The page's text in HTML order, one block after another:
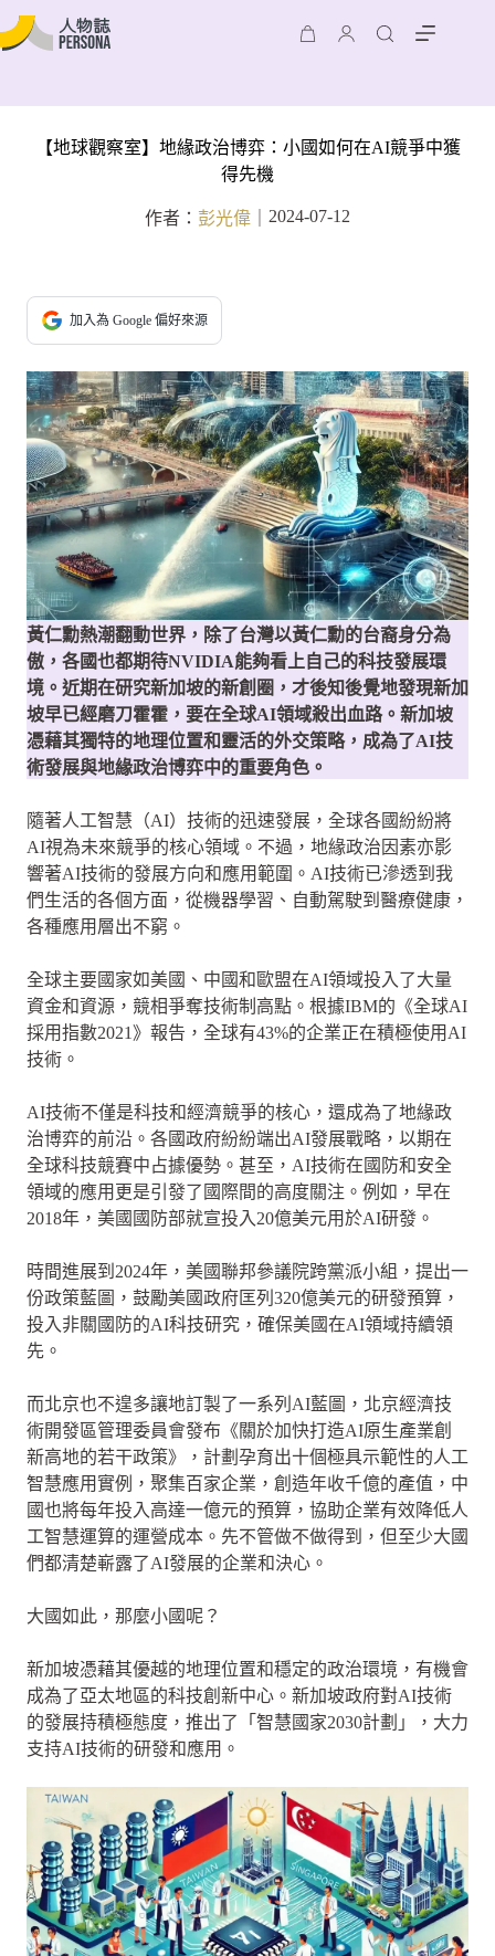
【地球觀察室】地緣政治博弈：小國如何在AI競爭中獲
得先機
作者： 彭光偉 2024-07-12
加入為 Google 偏好來源
黃仁勳熱潮翻動世界，除了台灣以黃仁勳的台裔身分為
傲，各國也都期待NVIDIA能夠看上自己的科技發展環
境。近期在研究新加坡的新創圈，才後知後覺地發現新加
坡早已經磨刀霍霍，要在全球AI領域殺出血路。新加坡
憑藉其獨特的地理位置和靈活的外交策略，成為了AI技
術發展與地緣政治博弈中的重要角色。
隨著人工智慧（AI）技術的迅速發展，全球各國紛紛將
AI視為未來競爭的核心領域。不過，地緣政治因素亦影
響著AI技術的發展方向和應用範圍。AI技術已滲透到我
們生活的各個方面，從機器學習、自動駕駛到醫療健康，
各種應用層出不窮。
全球主要國家如美國、中國和歐盟在AI領域投入了大量
資金和資源，競相爭奪技術制高點。根據IBM的《全球AI
採用指數2021》報告，全球有43%的企業正在積極使用AI
技術。
AI技術不僅是科技和經濟競爭的核心，還成為了地緣政
治博弈的前沿。各國政府紛紛端出AI發展戰略，以期在
全球科技競賽中占據優勢。甚至，AI技術在國防和安全
領域的應用更是引發了國際間的高度關注。例如，早在
2018年，美國國防部就宣投入20億美元用於AI研發。
時間進展到2024年，美國聯邦參議院跨黨派小組，提出一
份政策藍圖，鼓勵美國政府匡列320億美元的研發預算，
投入非關國防的AI科技研究，確保美國在AI領域持續領
先。
而北京也不遑多讓地訂製了一系列AI藍圖，北京經濟技
術開發區管理委員會發布《關於加快打造AI原生產業創
新高地的若干政策》，計劃孕育出十個極具示範性的人工
智慧應用實例，聚集百家企業，創造年收千億的產值，中
國也將每年投入高達一億元的預算，協助企業有效降低人
工智慧運算的運營成本。先不管做不做得到，但至少大國
們都清楚嶄露了AI發展的企業和決心。
大國如此，那麼小國呢？
新加坡憑藉其優越的地理位置和穩定的政治環境，有機會
成為了亞太地區的科技創新中心。新加坡政府對AI技術
的發展持積極態度，推出了「智慧國家2030計劃」，大力
支持AI技術的研發和應用。